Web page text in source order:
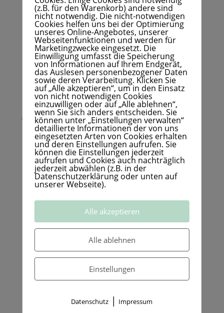
Würden wir es doch noch schaffen?
Wachen die Menschen doch noch auf?
Werden Tiere eine Chance auf ein Leben in
Frieden haben?
Werden die Menschen ihr Glück, das sie lange
Jahre als selbstverständlich hingenommen
haben, wieder zu schätzen wissen?
Verschieben sich vielleicht die Prioritäten
wieder so, wie es natürlich wäre?
aneinander vorbei zu leben?
So bedrohlich die aktuelle Lage auch sein mag,
sie birgt die Chance auf einen globalen
weltweit drücken können.
(z.B. für den Warenkorb) andere sind
nicht notwendig. Die nicht-notwendigen
Cookies helfen uns bei der Optimierung
unseres Online-Angebotes, unserer
Webseitenfunktionen und werden für
Marketingzwecke eingesetzt. Die
Einwilligung umfasst die Speicherung
von Informationen auf Ihrem Endgerät,
das Auslesen personenbezogener Daten
sowie deren Verarbeitung. Klicken Sie
auf „Alle akzeptieren“, um in den Einsatz
von nicht notwendigen Cookies
einzuwilligen oder auf „Alle ablehnen“,
wenn Sie sich anders entscheiden. Sie
können unter „Einstellungen verwalten“
detaillierte Informationen der von uns
eingesetzten Arten von Cookies erhalten
und deren Einstellungen aufrufen. Sie
können die Einstellungen jederzeit
aufrufen und Cookies auch nachträglich
jederzeit abwählen (z.B. in der
Datenschutzerklärung oder unten auf
unserer Webseite).
Alle akzeptieren
Alle ablehnen
Einstellungen
Datenschutz | Impressum